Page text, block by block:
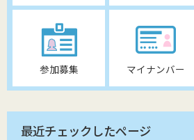
参加募集 マイナンバー
最近チェックしたページ